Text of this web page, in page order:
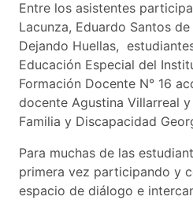
Entre los asistentes
Lacunza, Eduardo Santos
Dejando Huellas,
Educación Especial del
Formación Docente N° 16
docente Agustina Villarreal
Familia y Discapacidad
Para muchas de las
primera vez participando y
espacio de diálogo e